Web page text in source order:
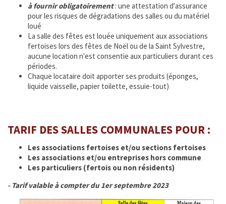
COMMUNAUTÉ DE COMMUNES
JUMELAGE
INFO ENEDIS
MES INFOS ÉLECTORALES
OFFRES D'EMPLOIS
IMPÔTS
PLAN CANICULE
à fournir obligatoirement: une attestation d'assurance
pour les risques de dégradations des salles ou du matériel
loué
La salle des fêtes est louée uniquement aux associations
fertoises lors des fêtes de Noël ou de la Saint Sylvestre,
aucune location n'est consentie aux particuliers durant ces
périodes.
Chaque locataire doit apporter ses produits (éponges,
liquide vaisselle, papier toilette, essuie-tout)
TARIF DES SALLES COMMUNALESPOUR:
Les associations fertoises et/ou sections fertoises
Les associations et/ou entreprises hors commune
Les particuliers (fertois ou non résidents)
- Tarif valable à compter du 1er septembre 2023